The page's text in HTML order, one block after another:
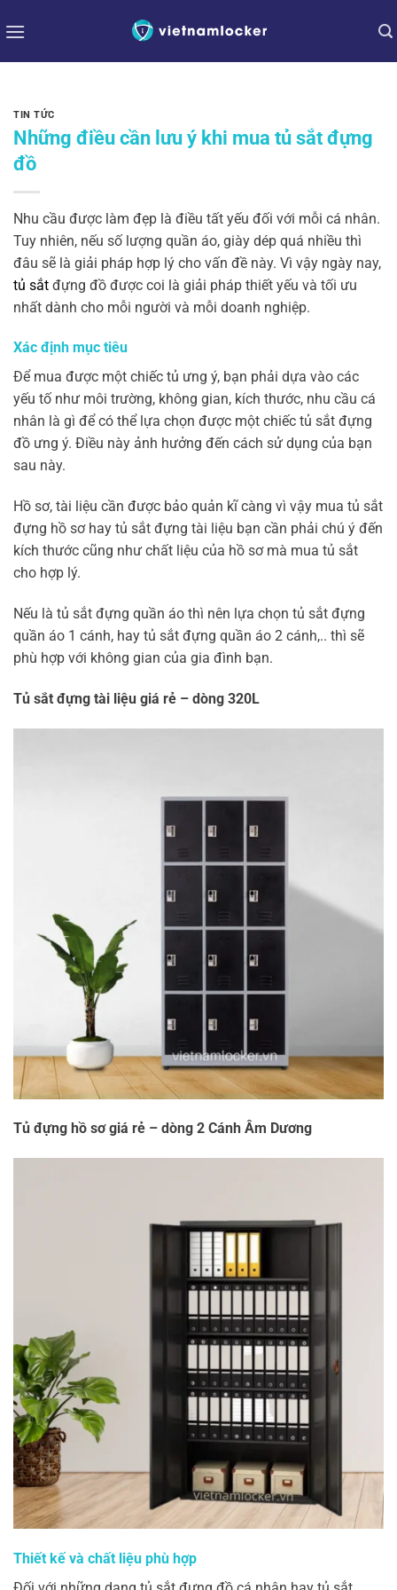
qua
TIN TỨC
Những điều cần lưu ý khi mua tủ sắt đựng
đồ
Nhu cầu được làm đẹp là điều tất yếu đối với mỗi cá nhân.
Tuy nhiên, nếu số lượng quần áo, giày dép quá nhiều thì
đâu sẽ là giải pháp hợp lý cho vấn đề này. Vì vậy ngày nay,
tủ sắt đựng đồ được coi là giải pháp thiết yếu và tối ưu
nhất dành cho mỗi người và mỗi doanh nghiệp.
Xác định mục tiêu
Để mua được một chiếc tủ ưng ý, bạn phải dựa vào các
yếu tố như môi trường, không gian, kích thước, nhu cầu cá
nhân là gì để có thể lựa chọn được một chiếc tủ sắt đựng
đồ ưng ý. Điều này ảnh hưởng đến cách sử dụng của bạn
sau này.
Hồ sơ, tài liệu cần được bảo quản kĩ càng vì vậy mua tủ sắt
đựng hồ sơ hay tủ sắt đựng tài liệu bạn cần phải chú ý đến
kích thước cũng như chất liệu của hồ sơ mà mua tủ sắt
cho hợp lý.
Nếu là tủ sắt đựng quần áo thì nên lựa chọn tủ sắt đựng
quần áo 1 cánh, hay tủ sắt đựng quần áo 2 cánh,.. thì sẽ
phù hợp với không gian của gia đình bạn.
Tủ sắt đựng tài liệu giá rẻ – dòng 320L
Tủ đựng hồ sơ giá rẻ – dòng 2 Cánh Âm Dương
Thiết kế và chất liệu phù hợp